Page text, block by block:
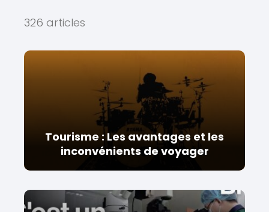
326 articles
Tourisme : Les avantages et les
inconvénients de voyager